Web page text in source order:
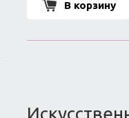
В корзину